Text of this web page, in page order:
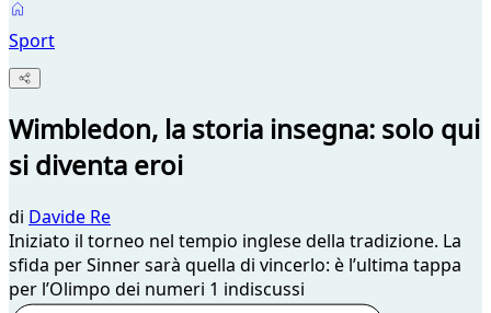
Sport
Wimbledon, la storia insegna: solo qui
si diventa eroi
di Davide Re
Iniziato il torneo nel tempio inglese della tradizione. La
sfida per Sinner sarà quella di vincerlo: è l’ultima tappa
per l’Olimpo dei numeri 1 indiscussi